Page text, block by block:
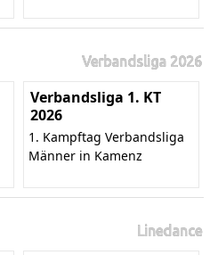
Verbandsliga 2026
Verbandsliga 1. KT
2026
1. Kampftag Verbandsliga
Männer in Kamenz
Linedance